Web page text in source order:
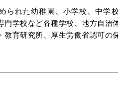
られた幼稚園、小学校、中学校、高
門学校など各種学校、地方自治体が設
教育研究所、厚生労働省認可の保育園